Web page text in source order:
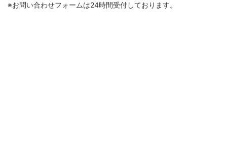
※お問い合わせフォームは24時間受付しております。